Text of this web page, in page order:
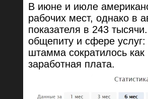
В июне и июле
рабочих мест, однако в
показателя в 243
общепиту и сфере услуг:
штамма сократилось
заработная плата.